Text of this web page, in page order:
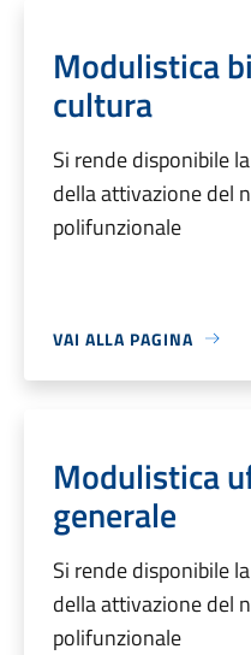
Modulistica
cultura
Si rende disponibile
della attivazione del
polifunzionale
VAI ALLA PAGINA
Modulistica
generale
Si rende disponibile
della attivazione del
polifunzionale